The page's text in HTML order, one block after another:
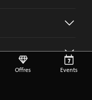
Offres Events